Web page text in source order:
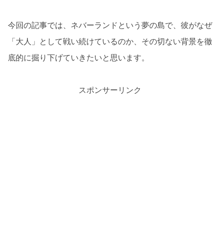
今回の記事では、ネバーランドという夢の島で、彼がなぜ
「大人」として戦い続けているのか、その切ない背景を徹
底的に掘り下げていきたいと思います。
スポンサーリンク